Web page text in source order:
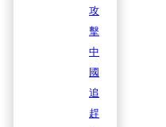
攻
擊
中
國
追
趕